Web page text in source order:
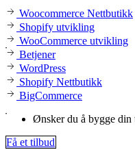
Woocommerce Nettbutikk
Shopify utvikling
WooCommerce utvikling
Betjener
WordPress
Shopify Nettbutikk
BigCommerce
Ønsker du å bygge din
Få et tilbud